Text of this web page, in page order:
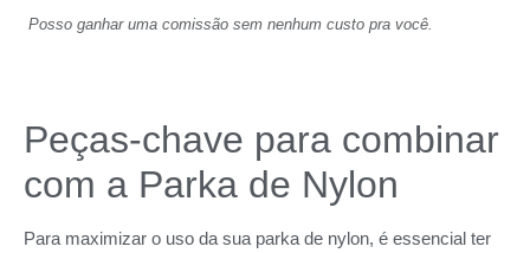
Posso ganhar uma comissão sem nenhum custo pra você.
Peças-chave para combinar
com a Parka de Nylon
Para maximizar o uso da sua parka de nylon, é essencial ter